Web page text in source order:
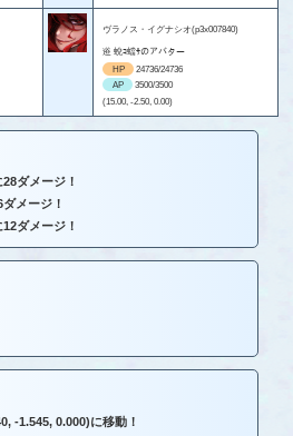
ヴラノス・イグナシオ(p3x007840)
逧 蛻ｺ蟷ｻのアバター
HP
24736/24736
AP
3500/3500
(15.00, -2.50, 0.00)
ダメージ！
メージ！
ダメージ！
-1.545, 0.000)に移動！